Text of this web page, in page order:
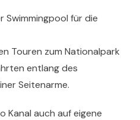
Swimmingpool für die
Touren zum Nationalpark
entlang des
Seitenarme.
Kanal auch auf eigene